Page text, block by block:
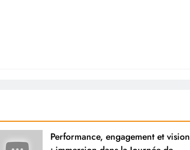
Performance, engagement et vision